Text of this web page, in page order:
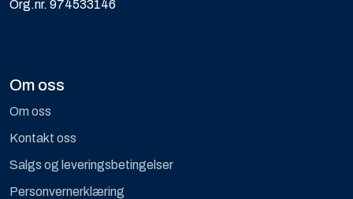
Org.nr. 974533146
Om oss
Om oss
Kontakt oss
Salgs og leveringsbetingelser
Personvernerklæring